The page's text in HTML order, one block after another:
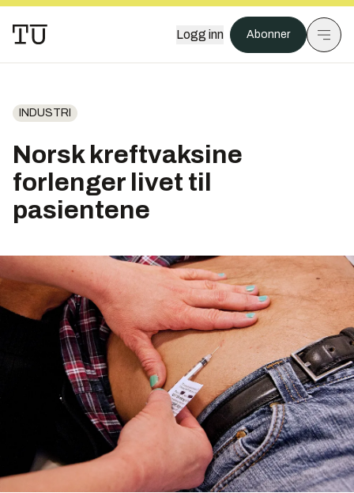
Logg inn Abonner
INDUSTRI
Norsk kreftvaksine
forlenger livet til
pasientene